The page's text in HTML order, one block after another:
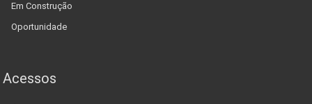
Em Construção
Oportunidade
Acessos